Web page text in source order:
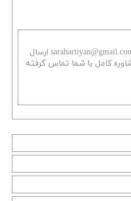
لطفا شماره تماس خود را به sarahartiyan@gmail.com ارسال
کامل با شما تماس گرفته